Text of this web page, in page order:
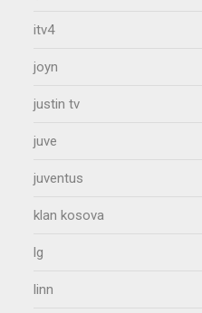
itv4
joyn
justin tv
juve
juventus
klan kosova
lg
linn